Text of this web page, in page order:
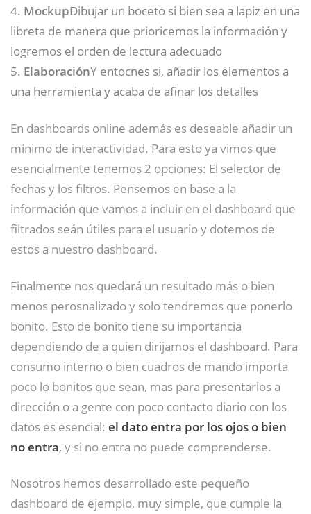
4. MockupDibujar un boceto si bien sea a lapiz en una
libreta de manera que prioricemos la información y
logremos el orden de lectura adecuado
5. ElaboraciónY entocnes si, añadir los elementos a
una herramienta y acaba de afinar los detalles
En dashboards online además es deseable añadir un
mínimo de interactividad. Para esto ya vimos que
esencialmente tenemos 2 opciones: El selector de
fechas y los filtros. Pensemos en base a la
información que vamos a incluir en el dashboard que
filtrados seán útiles para el usuario y dotemos de
estos a nuestro dashboard.
Finalmente nos quedará un resultado más o bien
menos perosnalizado y solo tendremos que ponerlo
bonito. Esto de bonito tiene su importancia
dependiendo de a quien dirijamos el dashboard. Para
consumo interno o bien cuadros de mando importa
poco lo bonitos que sean, mas para presentarlos a
dirección o a gente con poco contacto diario con los
datos es esencial: el dato entra por los ojos o bien
no entra, y si no entra no puede comprenderse.
Nosotros hemos desarrollado este pequeño
dashboard de ejemplo, muy simple, que cumple la